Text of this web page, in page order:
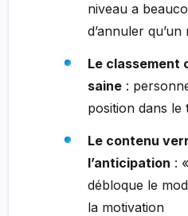
niveau a
d’annuler
Le classement
saine:
position dans le
Le contenu
l’anticipation :
débloque le
la motivation